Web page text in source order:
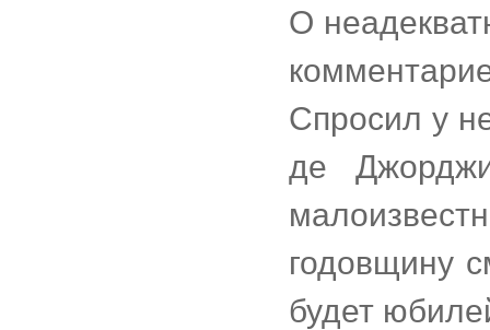
О
Спросил у
де
годовщину
будет